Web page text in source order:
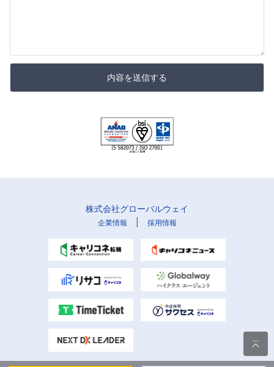
内容を送信する
株式会社グローバルウェイ
企業情報 採用情報
